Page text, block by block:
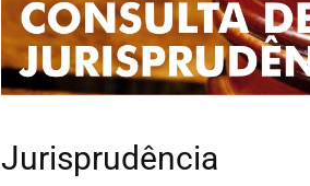
Jurisprudência